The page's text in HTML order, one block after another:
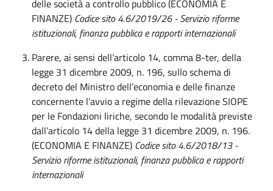
delle società a controllo pubblico (ECONOMIA E
FINANZE) Codice sito 4.6/2019/26 - Servizio riforme
istituzionali, finanza pubblica e rapporti internazionali
Parere, ai sensi dell’articolo 14, comma 8-ter, della
legge 31 dicembre 2009, n. 196, sullo schema di
decreto del Ministro dell’economia e delle finanze
concernente l’avvio a regime della rilevazione SIOPE
per le Fondazioni liriche, secondo le modalità previste
dall’articolo 14 della legge 31 dicembre 2009, n. 196.
(ECONOMIA E FINANZE) Codice sito 4.6/2018/13 -
Servizio riforme istituzionali, finanza pubblica e rapporti
internazionali